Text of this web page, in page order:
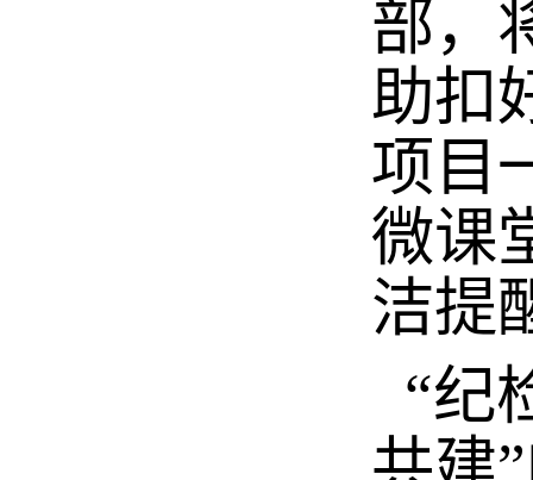
部，
助扣
项目
微课
洁提
“纪